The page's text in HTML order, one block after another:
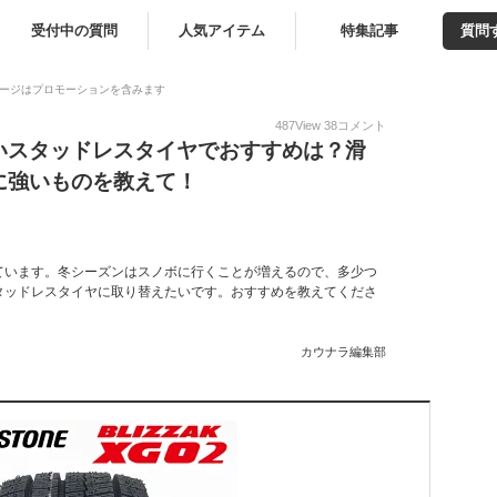
受付中の質問 人気アイテム 特集記事 質問
ジはプロモーションを含みます
487View 38コメント
タッドレスタイヤでおすすめは？滑
いものを教えて！
ます。冬シーズンはスノボに行くことが増えるので、多少つ
ドレスタイヤに取り替えたいです。おすすめを教えてくださ
カウナラ編集部